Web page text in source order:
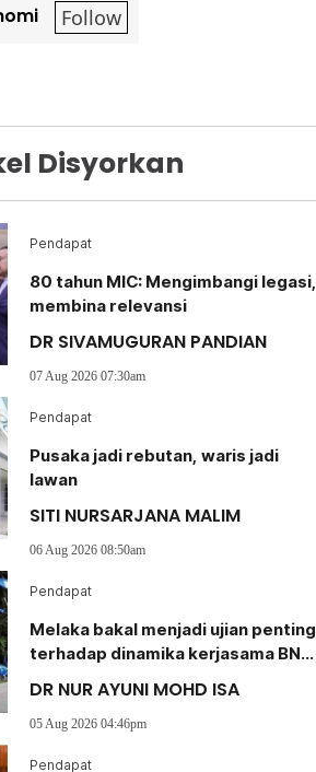
Disyorkan
Pendapat
80 tahun MIC: Mengimbangi legasi,
membina relevansi
DR SIVAMUGURAN PANDIAN
07 Aug 2026 07:30am
Pendapat
Pusaka jadi rebutan, waris jadi
lawan
SITI NURSARJANA MALIM
06 Aug 2026 08:50am
Pendapat
Melaka bakal menjadi ujian penting
terhadap dinamika kerjasama BN-
DR NUR AYUNI MOHD ISA
05 Aug 2026 04:46pm
Pendapat